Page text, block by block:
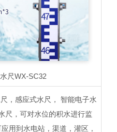
尺WX-SC32
，感应式水尺， 智能电子水
尺，可对水位的积水进行监
用到水电站，渠道，灌区，